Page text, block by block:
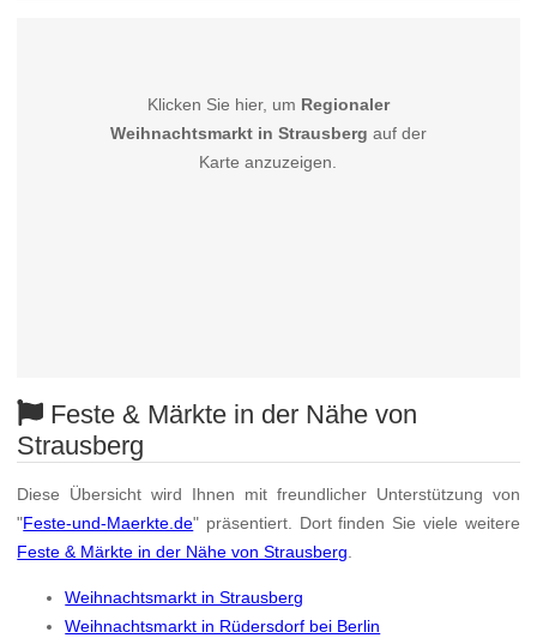
Klicken Sie hier, um Regionaler
Weihnachtsmarkt in Strausberg auf der
Karte anzuzeigen.
Feste & Märkte in der Nähe von
Strausberg
Diese Übersicht wird Ihnen mit freundlicher Unterstützung von
"Feste-und-Maerkte.de" präsentiert. Dort finden Sie viele weitere
Feste & Märkte in der Nähe von Strausberg
Weihnachtsmarkt in Strausberg
Weihnachtsmarkt in Rüdersdorf bei Berlin